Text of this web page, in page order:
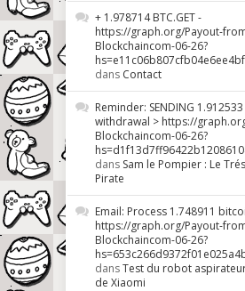
+ 1.978714 BTC.GET -
https://graph.org/Payout-
Blockchaincom-06-26?
dans Contact
Reminder: SENDING
withdrawal > https://
Blockchaincom-06-26?
dans Sam le Pompier : Le
Pirate
Email: Process 1.748911
https://graph.org/Payout-
Blockchaincom-06-26?
dansTest du robot
de Xiaomi